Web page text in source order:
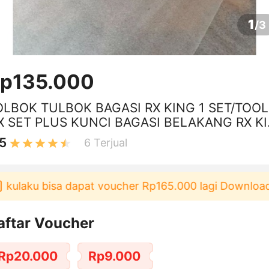
1/3
TULBOK BAGASI RX KING 1 SET/
SET PLUS KUNCI BAGASI BELAKANG RX
RX KING NEW
6 Terjual
bisa dapat voucher Rp165.000 lagi Download &
Voucher
Rp9.000